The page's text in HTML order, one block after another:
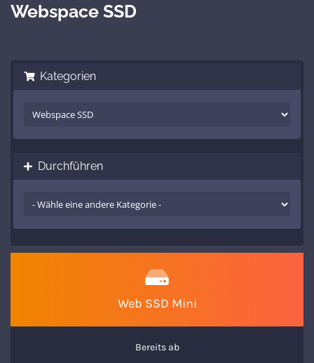
Webspace SSD
Kategorien
Durchführen
Web SSD Mini
Bereits ab